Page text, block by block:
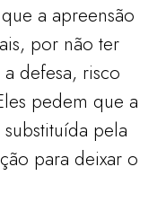
a apreensão
por não ter
defesa, risco
pedem que a
pela
para deixar o